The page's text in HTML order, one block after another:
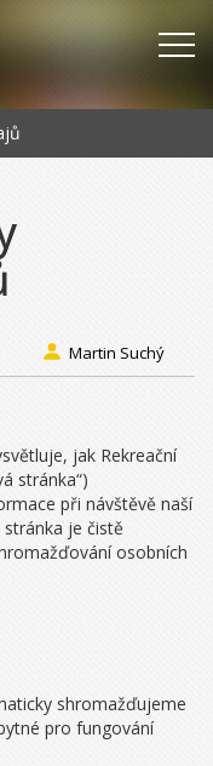
Martin Suchý
jak Rekreační
stránka“)
při návštěvě naší
stránka je čistě
osobních
shromažďujeme
pro fungování